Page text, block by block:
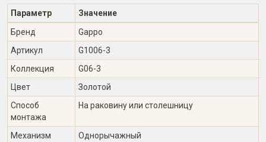
Параметр
Значение
Бренд
Gappo
Артикул
G1006-3
Коллекция
G06-3
Цвет
Золотой
Способ
монтажа
На раковину или столешницу
Механизм
Однорычажный